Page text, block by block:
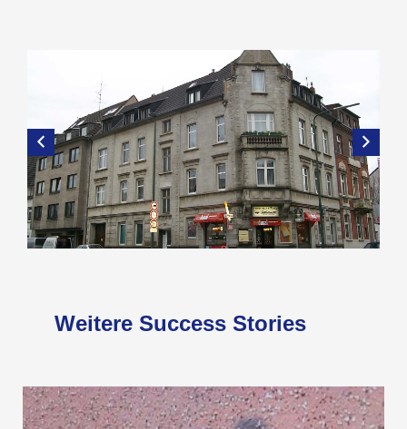
Weitere Success Stories